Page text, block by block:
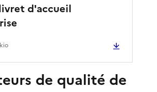
d'accueil
de qualité de